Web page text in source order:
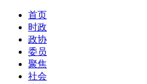
首页
时政
政协
委员
聚焦
社会